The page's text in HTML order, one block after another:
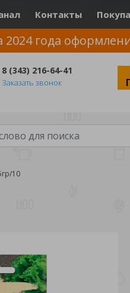
Контакты
года
8 (343) 216-64-41
Заказать звонок
10